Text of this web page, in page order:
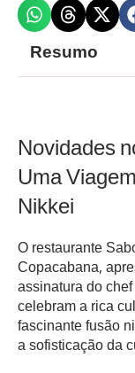
Resumo
Novidades
Uma
Nikkei
O restaurante
Copacabana,
assinatura do
celebram a rica
fascinante fusão
a sofisticação da